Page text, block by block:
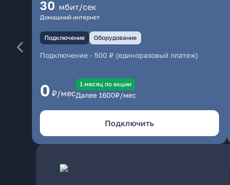
30 мбит/сек
Домашний интернет
Подключение Оборудование
Подключение - 500 ₽ (единоразовый платеж)
0 ₽/мес
1 месяц по акции
Далее 1600₽/мес
Подключить